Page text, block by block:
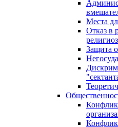
Места
Отказ в
Защита